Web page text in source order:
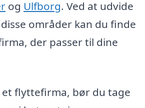
og Ulfborg. Ved at udvide
områder kan du finde
der passer til dine
flyttefirma, bør du tage